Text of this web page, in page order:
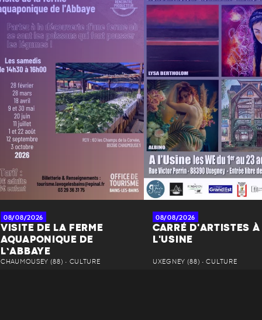
08/08/2026
VISITE DE LA FERME
AQUAPONIQUE DE
L’ABBAYE
CHAUMOUSEY (88) • CULTURE
08/08/2026
CARRÉ D'ARTISTES À
L'USINE
UXEGNEY (88) • CULTURE